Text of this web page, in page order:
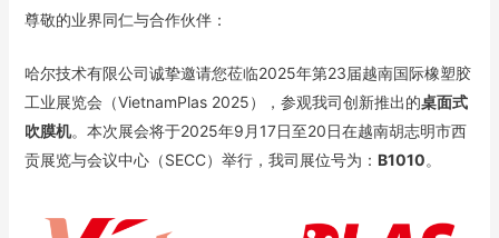
尊敬的业界同仁与合作伙伴：
哈尔技术有限公司诚挚邀请您莅临2025年第23届越南国际橡塑胶
工业展览会（VietnamPlas 2025），参观我司创新推出的桌面式
吹膜机。本次展会将于2025年9月17日至20日在越南胡志明市西
贡展览与会议中心（SECC）举行，我司展位号为： B1010。